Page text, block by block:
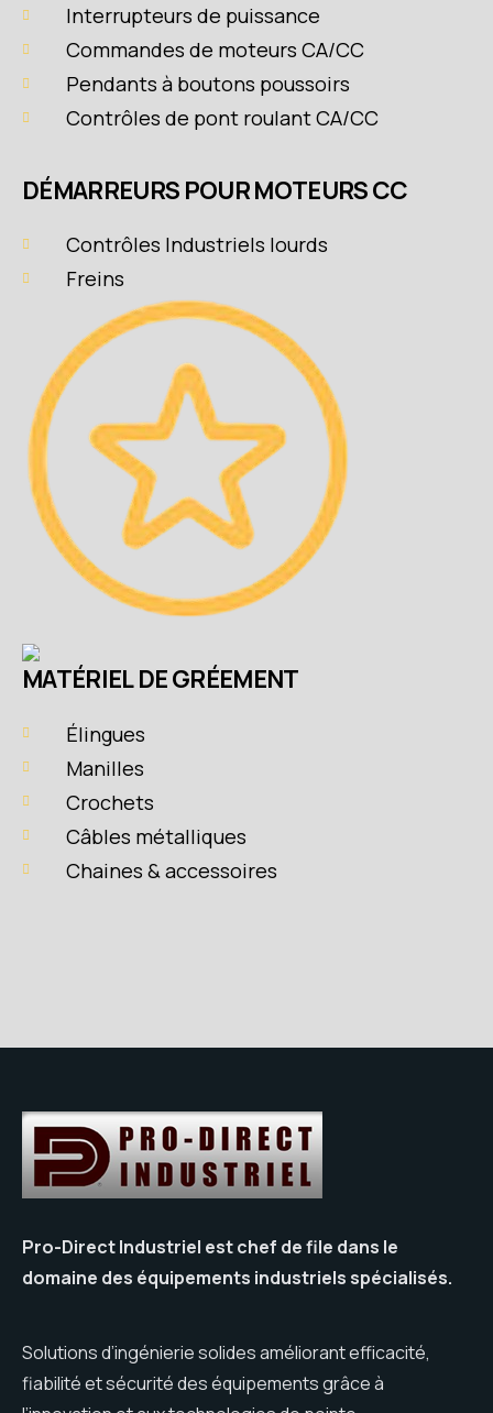
Interrupteurs de puissance
Commandes de moteurs CA/CC
Pendants à boutons poussoirs
Contrôles de pont roulant CA/CC
DÉMARREURS POUR MOTEURS CC
Contrôles Industriels lourds
Freins
MATÉRIEL DE GRÉEMENT
Élingues
Manilles
Crochets
Câbles métalliques
Chaines & accessoires
Pro-Direct Industriel est chef de file dans le
domaine des équipements industriels spécialisés.
Solutions d’ingénierie solides améliorant efficacité,
fiabilité et sécurité des équipements grâce à